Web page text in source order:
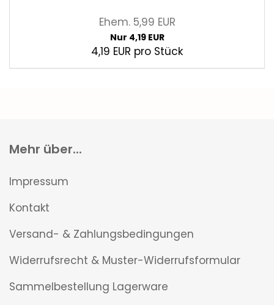
Ehem. 5,99 EUR
Nur 4,19 EUR
4,19 EUR pro Stück
Mehr über...
Impressum
Kontakt
Versand- & Zahlungsbedingungen
Widerrufsrecht & Muster-Widerrufsformular
Sammelbestellung Lagerware